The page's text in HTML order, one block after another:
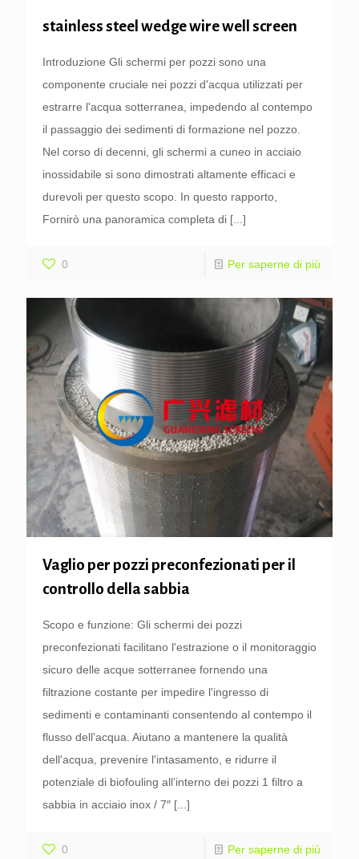
stainless steel wedge wire well screen
Introduzione Gli schermi per pozzi sono una
componente cruciale nei pozzi d'acqua utilizzati per
estrarre l'acqua sotterranea, impedendo al contempo
il passaggio dei sedimenti di formazione nel pozzo.
Nel corso di decenni, gli schermi a cuneo in acciaio
inossidabile si sono dimostrati altamente efficaci e
durevoli per questo scopo. In questo rapporto,
Fornirò una panoramica completa di [...]
0 Per saperne di più
Vaglio per pozzi preconfezionati per il
controllo della sabbia
Scopo e funzione: Gli schermi dei pozzi
preconfezionati facilitano l'estrazione o il monitoraggio
sicuro delle acque sotterranee fornendo una
filtrazione costante per impedire l'ingresso di
sedimenti e contaminanti consentendo al contempo il
flusso dell'acqua. Aiutano a mantenere la qualità
dell'acqua, prevenire l'intasamento, e ridurre il
potenziale di biofouling all’interno dei pozzi 1 filtro a
sabbia in acciaio inox / 7″ [...]
0 Per saperne di più